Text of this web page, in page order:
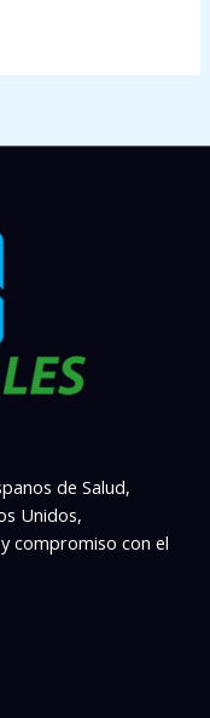
de Salud,
Unidos,
compromiso con el